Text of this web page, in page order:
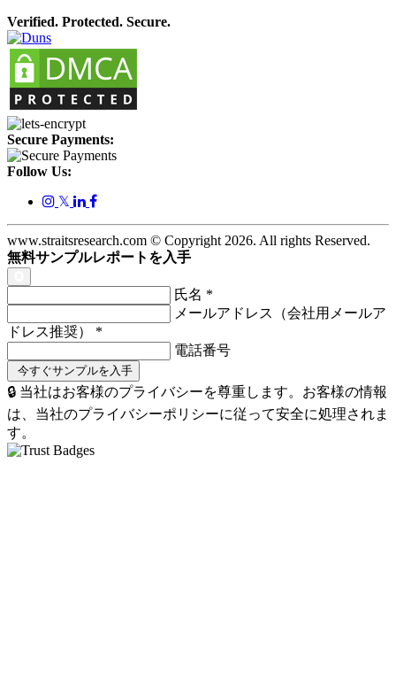
Verified. Protected. Secure.
Secure Payments:
Follow Us:
𝕏
www.straitsresearch.com © Copyright 2026. All rights Reserved.
無料サンプルレポートを入手
氏名 *
メールアドレス（会社用メールア
ドレス推奨） *
電話番号
🔒 当社はお客様のプライバシーを尊重します。お客様の情報
は、当社のプライバシーポリシーに従って安全に処理されま
す。